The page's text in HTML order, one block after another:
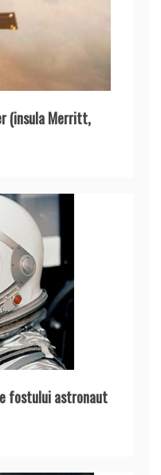
(insula Merritt,
fostului astronaut